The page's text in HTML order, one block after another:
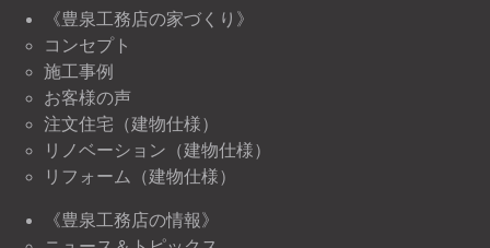
《豊泉工務店の家づくり》
コンセプト
施工事例
お客様の声
注文住宅（建物仕様）
リノベーション（建物仕様）
リフォーム（建物仕様）
《豊泉工務店の情報》